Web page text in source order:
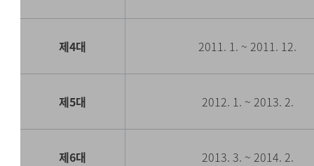
제4대 2011. 1. ~ 2011. 12.
제5대 2012. 1. ~ 2013. 2.
제6대 2013. 3. ~ 2014. 2.